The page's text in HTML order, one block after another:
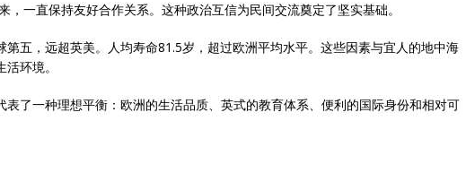
，一直保持友好合作关系。这种政治互信为民间交流奠定了坚实基础。
第五，远超英美。人均寿命81.5岁，超过欧洲平均水平。这些因素与宜人的地中海
环境。
表了一种理想平衡：欧洲的生活品质、英式的教育体系、便利的国际身份和相对可